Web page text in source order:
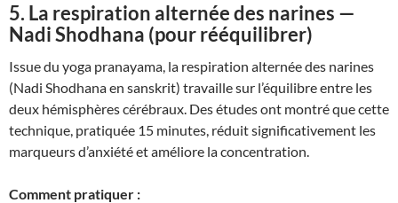
5. La respiration alternée des narines —
Nadi Shodhana (pour rééquilibrer)
Issue du yoga pranayama, la respiration alternée des narines
(Nadi Shodhana en sanskrit) travaille sur l’équilibre entre les
deux hémisphères cérébraux. Des études ont montré que cette
technique, pratiquée 15 minutes, réduit significativement les
marqueurs d’anxiété et améliore la concentration.
Comment pratiquer :